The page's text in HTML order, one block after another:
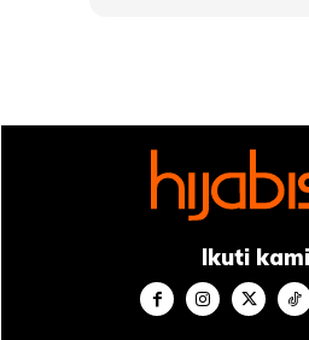
Pernah rasa putus asa untuk sembuh.
Guna batang paip bilik
setiap kali datang melawat di
Balqis pernah mahu membunuh
Ikuti